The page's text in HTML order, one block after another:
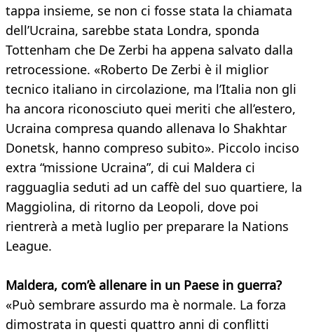
tappa insieme, se non ci fosse stata la chiamata
dell’Ucraina, sarebbe stata Londra, sponda
Tottenham che De Zerbi ha appena salvato dalla
retrocessione. «Roberto De Zerbi è il miglior
tecnico italiano in circolazione, ma l’Italia non gli
ha ancora riconosciuto quei meriti che all’estero,
Ucraina compresa quando allenava lo Shakhtar
Donetsk, hanno compreso subito». Piccolo inciso
extra “missione Ucraina”, di cui Maldera ci
ragguaglia seduti ad un caffè del suo quartiere, la
Maggiolina, di ritorno da Leopoli, dove poi
rientrerà a metà luglio per preparare la Nations
League.
Maldera, com’è allenare in un Paese in guerra?
«Può sembrare assurdo ma è normale. La forza
dimostrata in questi quattro anni di conflitti